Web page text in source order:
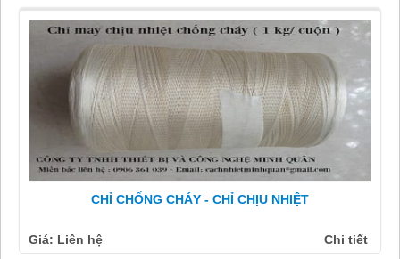
CHỈ CHỐNG CHÁY - CHỈ CHỊU NHIỆT
Giá: Liên hệ Chi tiết